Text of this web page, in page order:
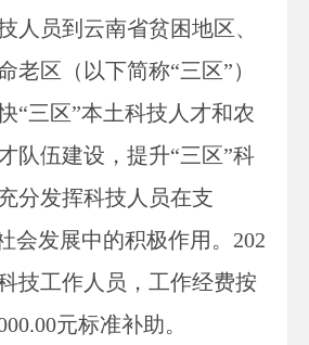
人员到云南省贫困地区、
老区（以下简称“三区”）
“三区”本土科技人才和农
队伍建设，提升“三区”科
分发挥科技人员在支
会发展中的积极作用。202
技工作人员，工作经费按
元标准补助。